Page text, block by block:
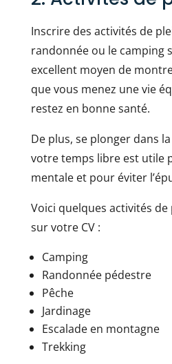
Inscrire des activités de
randonnée ou le camping
excellent moyen de
que vous menez une vie
restez en bonne santé.
De plus, se plonger dans
votre temps libre est utile
mentale et pour éviter
Voici quelques activités
sur votre CV :
Camping
Randonnée pédestre
Pêche
Jardinage
Escalade en montagne
Trekking